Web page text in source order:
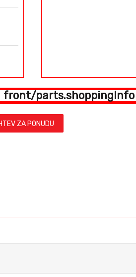
front/parts.shoppingInfo
ZA PONUDU